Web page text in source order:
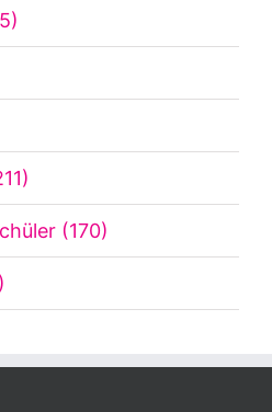
(170)